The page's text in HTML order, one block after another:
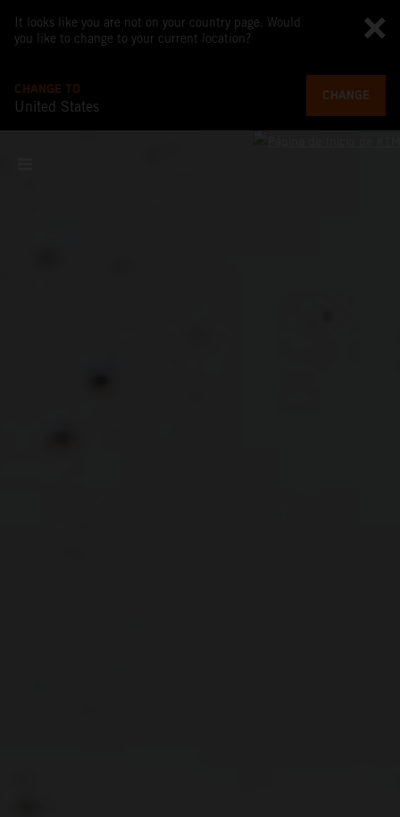
It looks like you are not on your country page. Would
you like to change to your current location?
CHANGE TO
United States
CHANGE